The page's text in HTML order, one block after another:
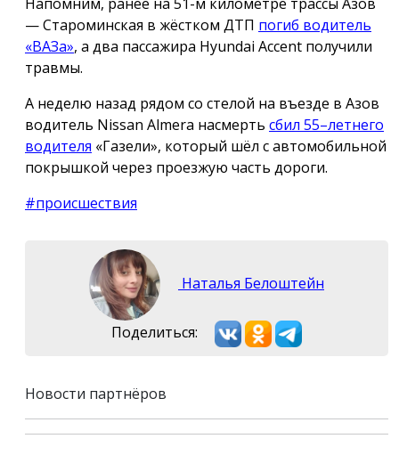
— Староминская в жёстком ДТП погиб водитель
«ВАЗа», а два пассажира Hyundai Accent получили
травмы.
А неделю назад рядом со стелой на въезде в Азов
водитель Nissan Almera насмерть сбил 55–летнего
водителя «Газели», который шёл с автомобильной
покрышкой через проезжую часть дороги.
#происшествия
Наталья Белоштейн
Поделиться:
Новости партнёров